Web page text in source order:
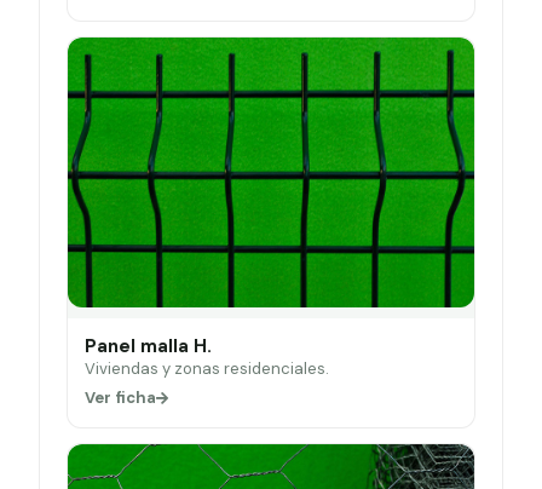
Panel malla H.
Viviendas y zonas residenciales.
Ver ficha